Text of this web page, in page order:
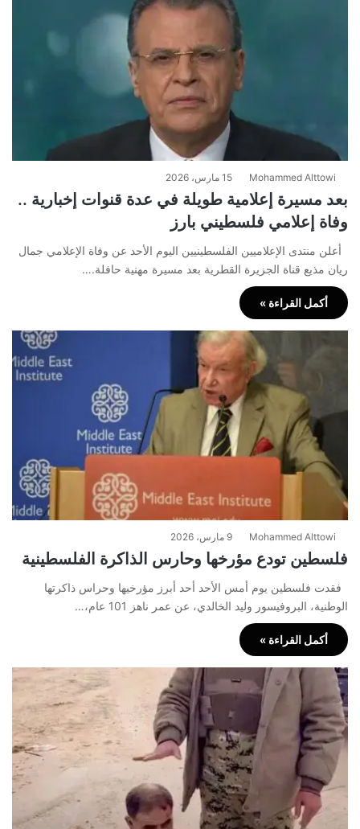
Mohammed Alttowi 15 مارس، 2026
بعد مسيرة إعلامية طويلة في عدة قنوات إخبارية ..
وفاة إعلامي فلسطيني بارز
أعلن منتدى الإعلاميين الفلسطينيين اليوم الأحد عن وفاة الإعلامي جمال
ريان مذيع قناة الجزيرة القطرية بعد مسيرة مهنية حافلة.…
أكمل القراءة »
Mohammed Alttowi 9 مارس، 2026
فلسطين تودع مؤرخها وحارس الذاكرة الفلسطينية
فقدت فلسطين يوم أمس الأحد أحد أبرز مؤرخيها وحراس ذاكرتها
الوطنية، البروفيسور وليد الخالدي، عن عمر ناهز 101 عام،…
أكمل القراءة »